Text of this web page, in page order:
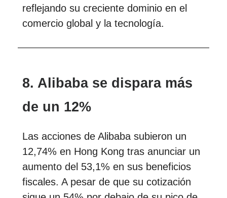
reflejando su creciente dominio en el
comercio global y la tecnología.
8. Alibaba se dispara más
de un 12%
Las acciones de Alibaba subieron un
12,74% en Hong Kong tras anunciar un
aumento del 53,1% en sus beneficios
fiscales. A pesar de que su cotización